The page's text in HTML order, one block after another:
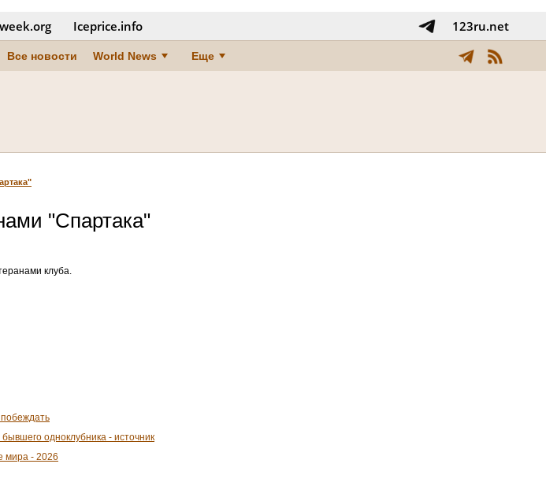
Iceprice.info 123ru.net
Все новости World News Еще
"Спартака"
клуба.
одноклубника - источник
мира - 2026